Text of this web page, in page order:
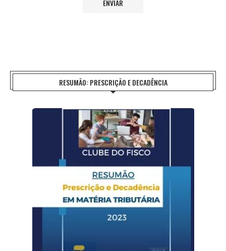
RESUMÃO: PRESCRIÇÃO E DECADÊNCIA